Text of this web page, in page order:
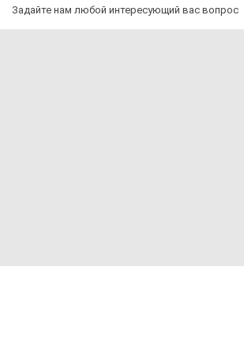
Задайте нам любой интересующий вас вопрос